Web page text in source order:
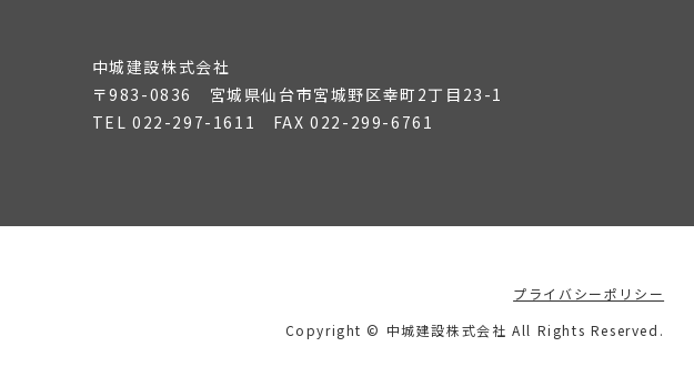
中城建設株式会社
〒983-0836 宮城県仙台市宮城野区幸町2丁目23-1
TEL 022-297-1611 FAX 022-299-6761
プライバシーポリシー
Copyright © 中城建設株式会社 All Rights Reserved.